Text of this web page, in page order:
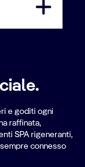
e goditi ogni
raffinata,
SPA rigeneranti,
connesso